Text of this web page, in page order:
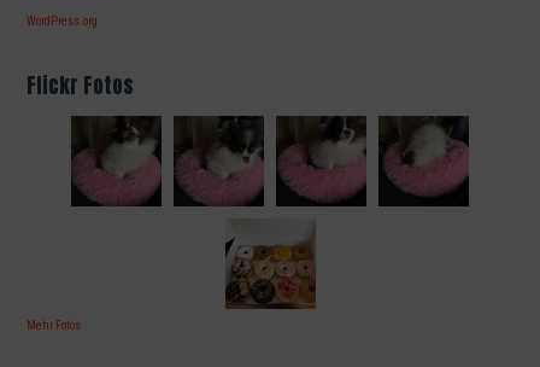
WordPress.org
Flickr Fotos
Mehr Fotos